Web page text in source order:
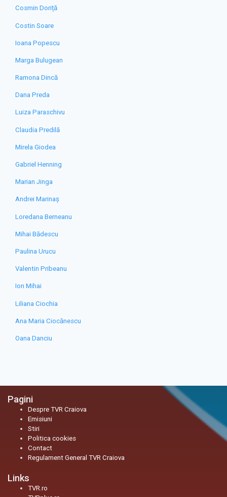
Cosmin Doriță
Costin Soare
Ioana Popescu
Marga Bulugean
Ramona Dincă
Dana Preda
Luiza Paraschivu
Claudia Predilă
Mirela Giodea
Gabriel Henning
Marian Jinga
Andrei Marinaș
Loredana Berneanu
Mihai Bădescu
Paulina Urucu
Valentin Pribeanu
Ion Mihai
Liliana Ciochia
Ana Maria Ciocănescu
Oana Danciu
Pagini
Despre TVR Craiova
Emisiuni
Stiri
Politica cookies
Contact
Regulament General TVR Craiova
Links
TVR.ro